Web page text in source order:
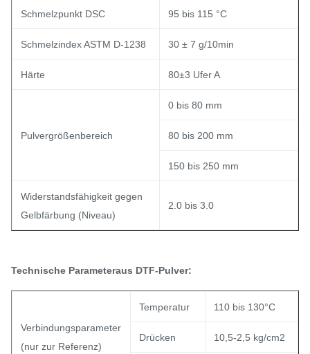
Schmelzpunkt DSC 95 bis 115 °C
Schmelzindex ASTM D-1238 30 ± 7 g/10min
Härte 80±3 Ufer A
Pulvergrößenbereich
0 bis 80 mm
80 bis 200 mm
150 bis 250 mm
Widerstandsfähigkeit gegen
Gelbfärbung (Niveau)
2.0 bis 3.0
Technische Parameteraus DTF-Pulver:
Verbindungsparameter
(nur zur Referenz)
Temperatur 110 bis 130°C
Drücken 10,5-2,5 kg/cm2